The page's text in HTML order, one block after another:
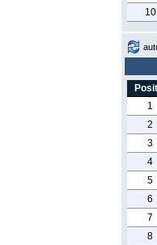
10
1
2
3
4
5
6
7
8